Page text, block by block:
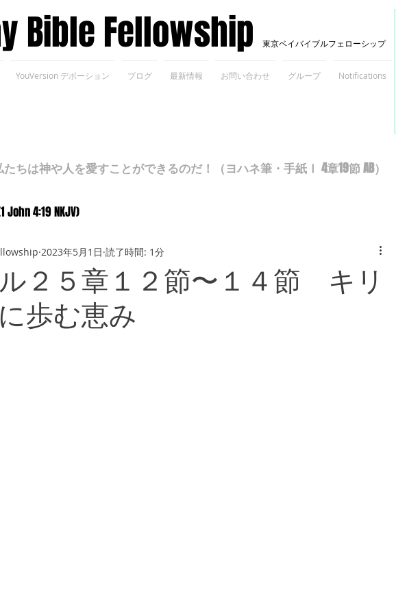
Bible Fellowship 東京ベイバイブルフェローシップ
YouVersion デボーション ブログ 最新情報 お問い合わせ グループ Notifications
ちは神や人を愛すことができるのだ！（ヨハネ筆・手紙Ⅰ 4章19節 AB）
John 4:19 NKJV)
２５章１２節〜１４節 キリ
歩む恵み
2023年5月1日 読了時間: 1分